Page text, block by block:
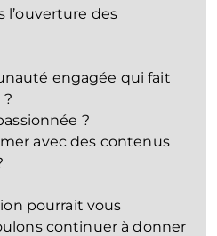
l’ouverture des
engagée qui fait
?
avec des contenus
pourrait vous
continuer à donner